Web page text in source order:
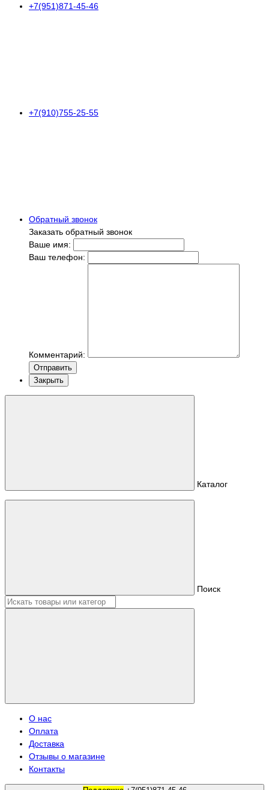
+7(951)871-45-46
+7(910)755-25-55
Обратный звонок
Заказать обратный звонок
Ваше имя:
Ваш телефон:
Комментарий:
Отправить
Закрыть
Каталог
Поиск
О нас
Оплата
Доставка
Отзывы о магазине
Контакты